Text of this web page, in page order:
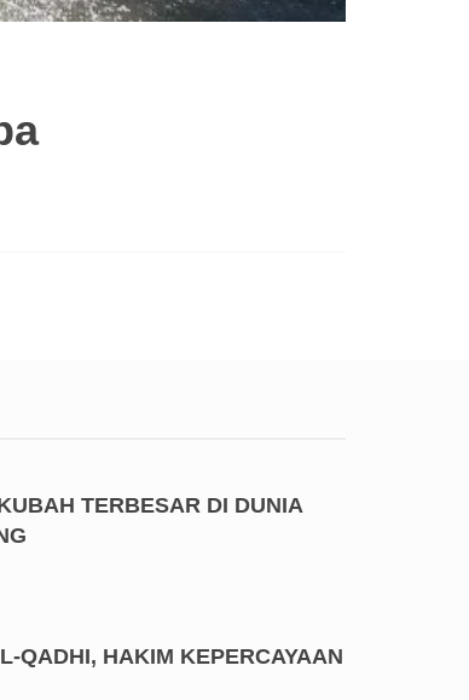
TERBESAR DI DUNIA
QADHI, HAKIM KEPERCAYAAN